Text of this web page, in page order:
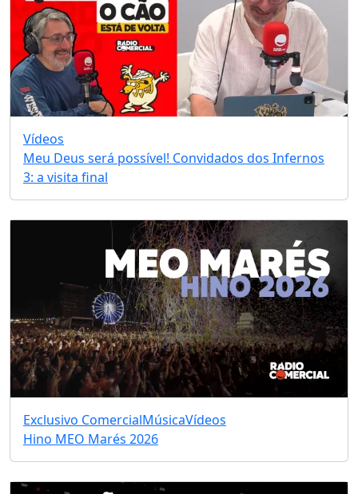
Vídeos
Meu Deus será possível! Convidados dos Infernos
3: a visita final
Exclusivo ComercialMúsicaVídeos
Hino MEO Marés 2026